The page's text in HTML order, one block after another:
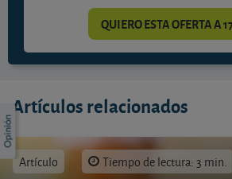
QUIERO ESTA OFERTA A
Artículos relacionados
Artículo Tiempo de lectura: 3 min.